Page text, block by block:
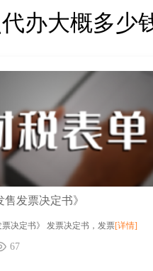
办大概多少
售发票决定书》
票决定书》 发票决定书，发票[详情]
67